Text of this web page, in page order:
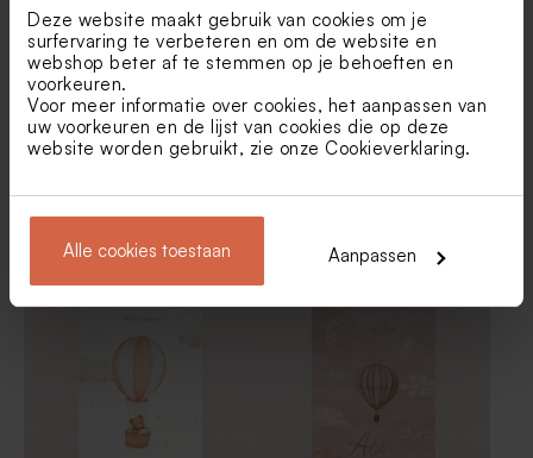
Deze website maakt gebruik van cookies om je
surfervaring te verbeteren en om de website en
webshop beter af te stemmen op je behoeften en
voorkeuren.
Voor meer informatie over cookies, het aanpassen van
uw voorkeuren en de lijst van cookies die op deze
website worden gebruikt, zie onze Cookieverklaring.
Alle cookies toestaan Aanpassen
Tetra zakje ivoor
De Bock suikerbonen mat
wit 1kg (± 240 stuks)
Dromerig geboortekaartje
acryl met luchtballon
Minimalistisch
geboortekaartje met naam
en goudfolie voetjes